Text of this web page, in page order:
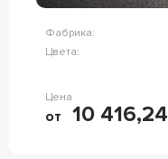
Фабрика:
Цвета:
Цена
от 10 416,24